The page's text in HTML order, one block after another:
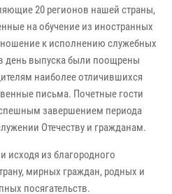
20 регионов нашей страны,
на обучение из иностранных
к исполнению служебных
день выпуска были поощрены
наиболее отличившихся
письма. Почетные гости
завершением периода
Отечеству и гражданам.
из благородного
мирных граждан, родных и
посягательств.